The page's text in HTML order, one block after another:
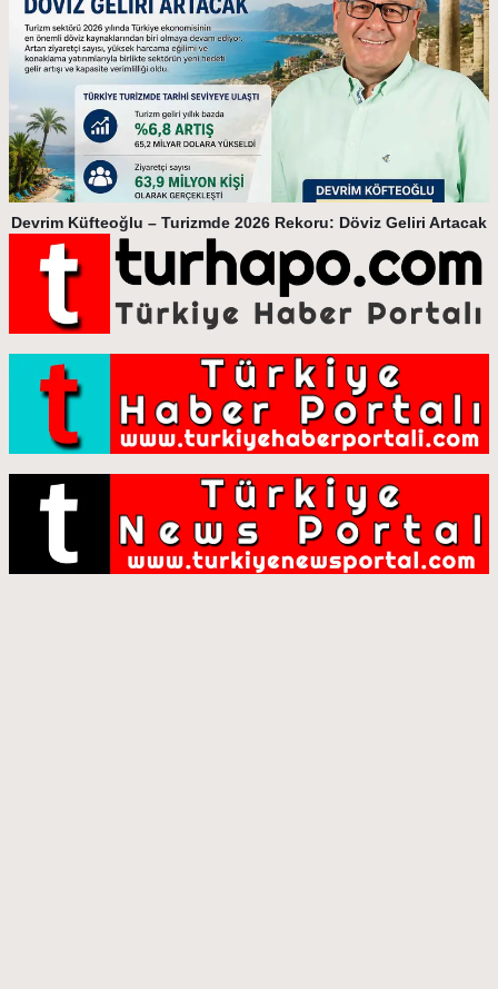
Devrim Küfteoğlu – Turizmde 2026 Rekoru: Döviz Geliri Artacak